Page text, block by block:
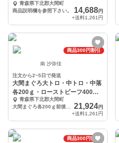
青森県下北郡大間町
商品説明欄を参照下さい。
14,688円
+送料1,261円
商品300円割引
南 沙弥佳
注文から2~5日で発送
大間まぐろ大トロ・中トロ・中落
各200ｇ・ローストビーフ400ｇ
カット済み
青森県下北郡大間町
21,924円
+送料1,261円
商品300円割引